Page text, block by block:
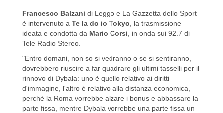
Francesco Balzani di Leggo e La Gazzetta dello Sport
è intervenuto a Te la do io Tokyo, la trasmissione
ideata e condotta da Mario Corsi, in onda sui 92.7 di
Tele Radio Stereo.
"Entro domani, non so si vedranno o se si sentiranno,
dovrebbero riuscire a far quadrare gli ultimi tasselli per il
rinnovo di Dybala: uno è quello relativo ai diritti
d'immagine, l'altro è relativo alla distanza economica,
perché la Roma vorrebbe alzare i bonus e abbassare la
parte fissa, mentre Dybala vorrebbe una parte fissa un